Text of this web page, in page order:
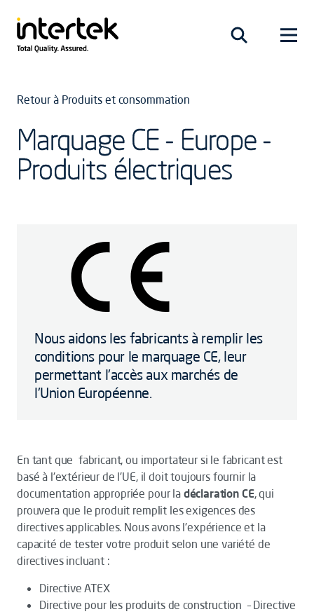
Retour à Produits et consommation
Marquage CE - Europe -
Produits électriques
Nous aidons les fabricants à remplir les
conditions pour le marquage CE, leur
permettant l'accès aux marchés de
l'Union Européenne.
En tant que fabricant, ou importateur si le fabricant est
basé à l'extérieur de l'UE, il doit toujours fournir la
documentation appropriée pour la déclaration CE, qui
prouvera que le produit remplit les exigences des
directives applicables. Nous avons l'expérience et la
capacité de tester votre produit selon une variété de
directives incluant :
Directive ATEX
Directive pour les produits de construction – Directive